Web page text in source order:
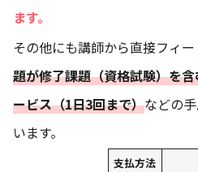
ます。
その他にも講師から直接フィ
題が修了課題（資格試験）を
ービス（1日3回まで）などの
います。
支払方法